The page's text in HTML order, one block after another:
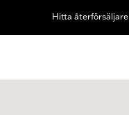
Hitta återförsäljare